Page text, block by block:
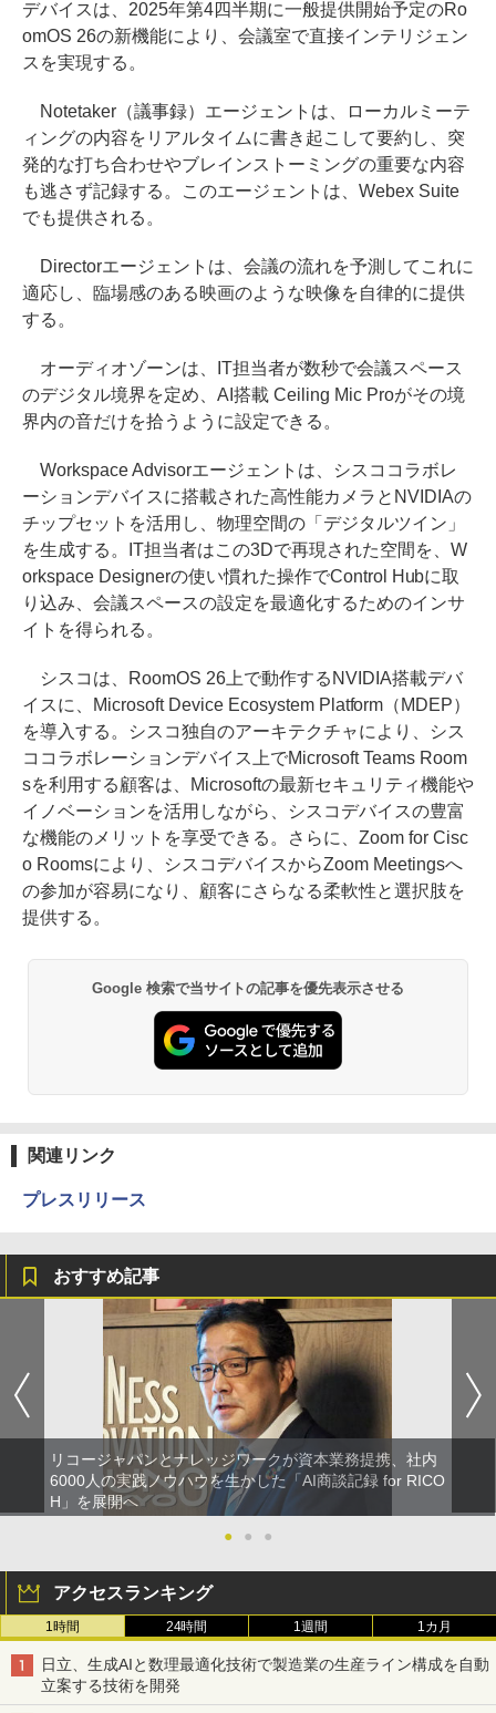
デバイスは、2025年第4四半期に一般提供開始予定のRo
omOS 26の新機能により、会議室で直接インテリジェン
スを実現する。
Notetaker（議事録）エージェントは、ローカルミーテ
ィングの内容をリアルタイムに書き起こして要約し、突
発的な打ち合わせやブレインストーミングの重要な内容
も逃さず記録する。このエージェントは、Webex Suite
でも提供される。
Directorエージェントは、会議の流れを予測してこれに
適応し、臨場感のある映画のような映像を自律的に提供
する。
オーディオゾーンは、IT担当者が数秒で会議スペース
のデジタル境界を定め、AI搭載 Ceiling Mic Proがその境
界内の音だけを拾うように設定できる。
Workspace Advisorエージェントは、シスココラボレ
ーションデバイスに搭載された高性能カメラとNVIDIAの
チップセットを活用し、物理空間の「デジタルツイン」
を生成する。IT担当者はこの3Dで再現された空間を、W
orkspace Designerの使い慣れた操作でControl Hubに取
り込み、会議スペースの設定を最適化するためのインサ
イトを得られる。
シスコは、RoomOS 26上で動作するNVIDIA搭載デバ
イスに、Microsoft Device Ecosystem Platform（MDEP）
を導入する。シスコ独自のアーキテクチャにより、シス
ココラボレーションデバイス上でMicrosoft Teams Room
sを利用する顧客は、Microsoftの最新セキュリティ機能や
イノベーションを活用しながら、シスコデバイスの豊富
な機能のメリットを享受できる。さらに、Zoom for Cisc
o Roomsにより、シスコデバイスからZoom Meetingsへ
の参加が容易になり、顧客にさらなる柔軟性と選択肢を
提供する。
Google 検索で当サイトの記事を優先表示させる
関連リンク
プレスリリース
おすすめ記事
リコージャパンとナレッジワークが資本業務提携、社内
6000人の実践ノウハウを生かした「AI商談記録 for RICO
H」を展開へ
●
● ●
アクセスランキング
1時間 24時間 1週間 1カ月
日立、生成AIと数理最適化技術で製造業の生産ライン構成を自動
立案する技術を開発